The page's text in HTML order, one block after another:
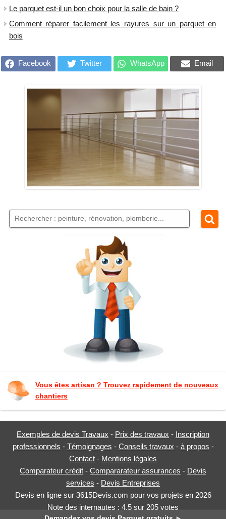
Le parquet est-il un bon choix pour la salle de bain ?
Comment réparer facilement les rayures sur un parquet en
bois
Facebook Twitter WhatsApp Email
Vous êtes artisan ? Trouvez rapidement de nouveaux
chantiers
Exemples de devis Travaux - Prix des travaux - Inscription
professionnels - Témoignages - Conseils travaux - à propos -
Contact - Mentions légales
Comparateur crédit - Compararateur assurances - Devis
services - Devis Entreprises
Devis en ligne sur 3615Devis.com pour vos projets en 2026
Note des internautes : 4.5 sur 205 votes